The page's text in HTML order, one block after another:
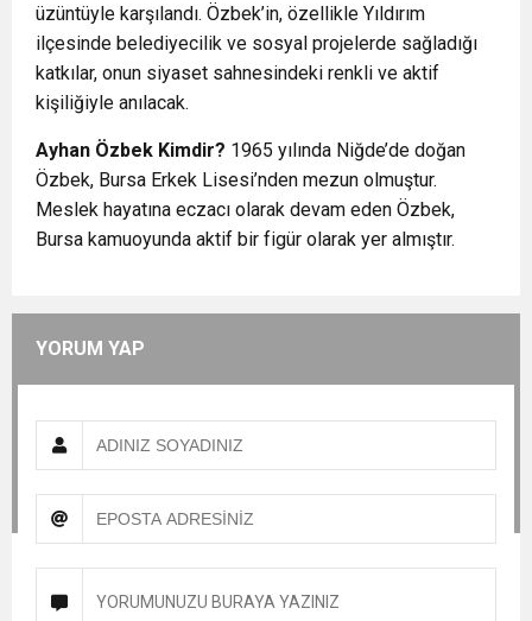
üzüntüyle karşılandı. Özbek’in, özellikle Yıldırım
ilçesinde belediyecilik ve sosyal projelerde sağladığı
katkılar, onun siyaset sahnesindeki renkli ve aktif
kişiliğiyle anılacak.
Ayhan Özbek Kimdir? 1965 yılında Niğde’de doğan
Özbek, Bursa Erkek Lisesi’nden mezun olmuştur.
Meslek hayatına eczacı olarak devam eden Özbek,
Bursa kamuoyunda aktif bir figür olarak yer almıştır.
YORUM YAP